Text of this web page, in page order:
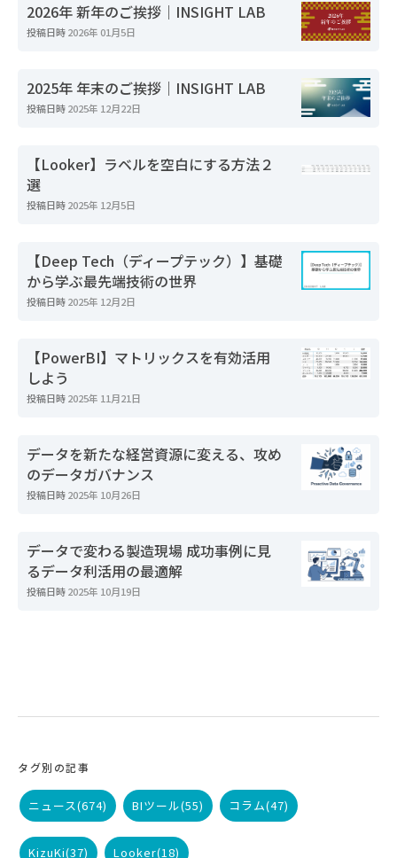
2026年 新年のご挨拶｜INSIGHT LAB
投稿日時2026年 01月5日
2025年 年末のご挨拶｜INSIGHT LAB
投稿日時2025年 12月22日
【Looker】ラベルを空白にする方法２
選
投稿日時2025年 12月5日
【Deep Tech（ディープテック）】基礎
から学ぶ最先端技術の世界
投稿日時2025年 12月2日
【PowerBI】マトリックスを有効活用
しよう
投稿日時2025年 11月21日
データを新たな経営資源に変える、攻め
のデータガバナンス
投稿日時2025年 10月26日
データで変わる製造現場 成功事例に見
るデータ利活用の最適解
投稿日時2025年 10月19日
タグ別の記事
ニュース(674) BIツール(55) コラム(47)
KizuKi(37) Looker(18)